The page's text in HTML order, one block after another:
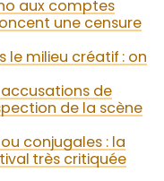
aux comptes
une censure
le milieu créatif : on
accusations de
de la scène
conjugales : la
très critiquée